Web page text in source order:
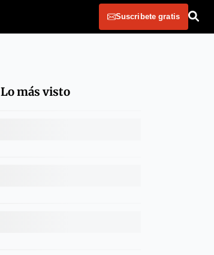
Suscribete gratis
Lo más visto